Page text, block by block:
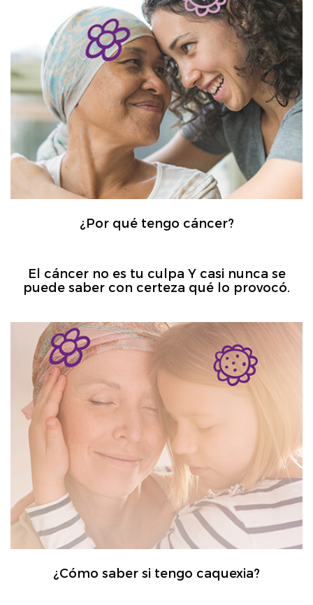
¿Por qué tengo cáncer?
El cáncer no es tu culpa Y casi nunca se
puede saber con certeza qué lo provocó.
¿Cómo saber si tengo caquexia?